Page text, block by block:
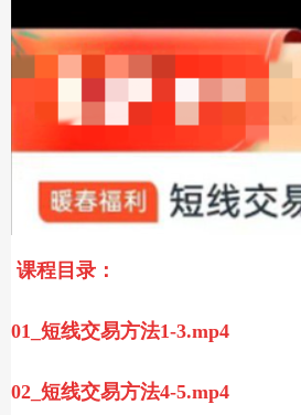
课程目录：
01_短线交易方法1-3.mp4
02_短线交易方法4-5.mp4